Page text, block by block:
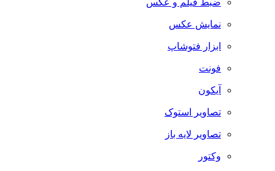
ضبط فيلم و عكس
نمایش عکس
ابزار فتوشاپ
فونت
آیکون
تصاویر استوک
تصاویر لایه باز
وکتور